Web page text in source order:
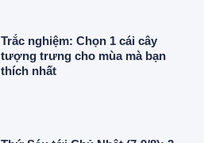
Trắc nghiệm: Chọn 1 cái cây
tượng trưng cho mùa mà bạn
thích nhất